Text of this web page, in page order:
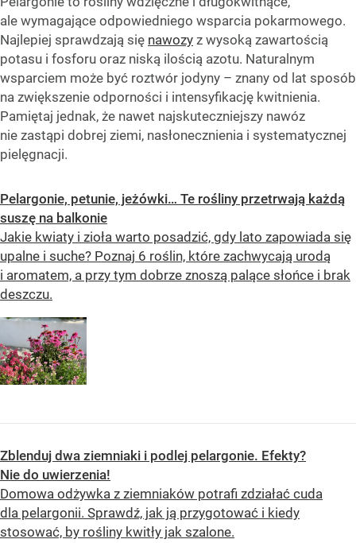
ale wymagające odpowiedniego wsparcia pokarmowego.
Najlepiej sprawdzają się nawozy z wysoką zawartością
potasu i fosforu oraz niską ilością azotu. Naturalnym
wsparciem może być roztwór jodyny – znany od lat sposób
na zwiększenie odporności i intensyfikację kwitnienia.
Pamiętaj jednak, że nawet najskuteczniejszy nawóz
nie zastąpi dobrej ziemi, nasłonecznienia i systematycznej
pielęgnacji.
Pelargonie, petunie, jeżówki… Te rośliny przetrwają każdą
suszę na balkonie
Jakie kwiaty i zioła warto posadzić, gdy lato zapowiada się
upalne i suche? Poznaj 6 roślin, które zachwycają urodą
i aromatem, a przy tym dobrze znoszą palące słońce i brak
deszczu.
Zblenduj dwa ziemniaki i podlej pelargonie. Efekty?
Nie do uwierzenia!
Domowa odżywka z ziemniaków potrafi zdziałać cuda
dla pelargonii. Sprawdź, jak ją przygotować i kiedy
stosować, by rośliny kwitły jak szalone.